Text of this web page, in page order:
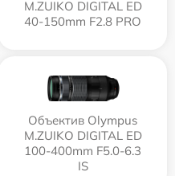
M.ZUIKO DIGITAL ED
40-150mm F2.8 PRO
Объектив Olympus
M.ZUIKO DIGITAL ED
100-400mm F5.0-6.3
IS